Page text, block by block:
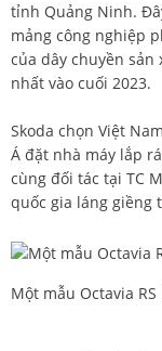
tỉnh Quảng Ninh.
mảng công nghiệp
của dây chuyền
nhất vào cuối 2023.
Skoda chọn Việt
Á đặt nhà máy lắp
cùng đối tác tại TC
quốc gia láng giềng
Một mẫu Octavia